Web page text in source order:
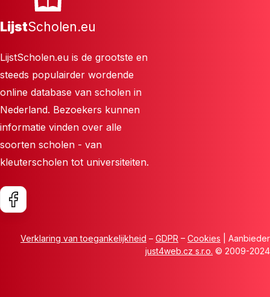
LijstScholen.eu
LijstScholen.eu is de grootste en
steeds populairder wordende
online database van scholen in
Nederland. Bezoekers kunnen
informatie vinden over alle
soorten scholen - van
kleuterscholen tot universiteiten.
Verklaring van toegankelijkheid – GDPR – Cookies | Aanbieder
just4web.cz s.r.o. © 2009-2024